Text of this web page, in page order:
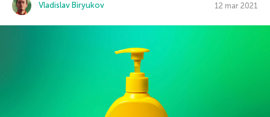
Vladislav Biryukov 12 mar 2021